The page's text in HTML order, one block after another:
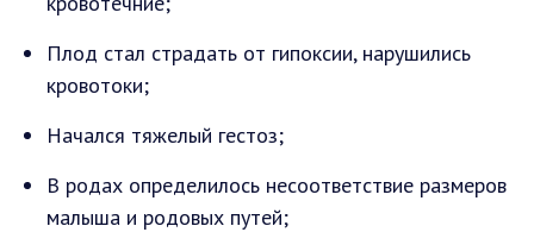
Плод стал страдать от гипоксии, нарушились
кровотоки;
Начался тяжелый гестоз;
В родах определилось несоответствие размеров
малыша и родовых путей;